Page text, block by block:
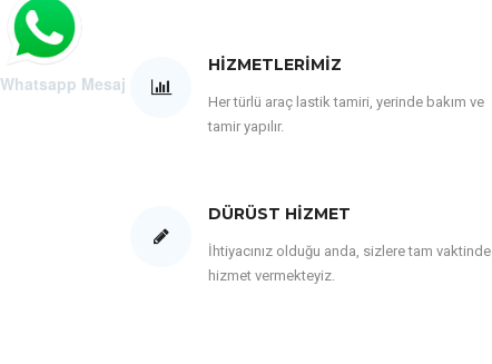
Whatsapp Mesaj
HIZMETLERIMIZ
Her türlü araç lastik tamiri, yerinde bakım ve
tamir yapılır.
DÜRÜST HIZMET
İhtiyacınız olduğu anda, sizlere tam vaktinde
hizmet vermekteyiz.